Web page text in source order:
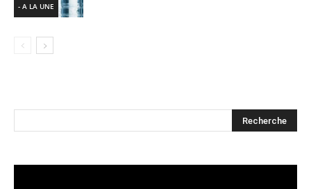
- A LA UNE